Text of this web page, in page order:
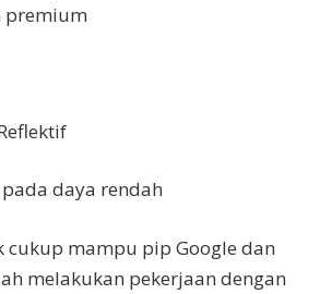
premium
daya rendah
cukup mampu pip Google dan
melakukan pekerjaan dengan